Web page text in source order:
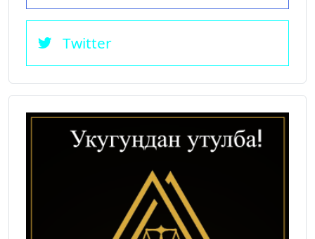
Twitter